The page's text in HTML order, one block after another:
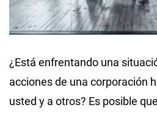
¿Está enfrentando una
acciones de una corporación
usted y a otros? Es posible